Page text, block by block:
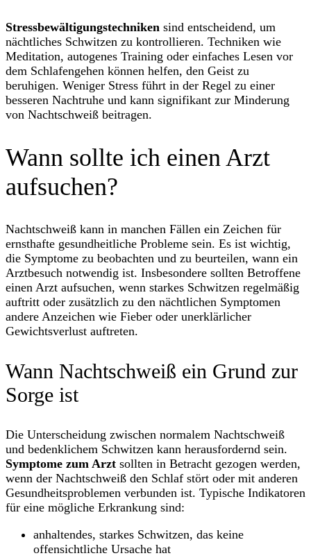
Stressbewältigungstechniken sind entscheidend, um
nächtliches Schwitzen zu kontrollieren. Techniken wie
Meditation, autogenes Training oder einfaches Lesen vor
dem Schlafengehen können helfen, den Geist zu
beruhigen. Weniger Stress führt in der Regel zu einer
besseren Nachtruhe und kann signifikant zur Minderung
von Nachtschweiß beitragen.
Wann sollte ich einen Arzt
aufsuchen?
Nachtschweiß kann in manchen Fällen ein Zeichen für
ernsthafte gesundheitliche Probleme sein. Es ist wichtig,
die Symptome zu beobachten und zu beurteilen, wann ein
Arztbesuch notwendig ist. Insbesondere sollten Betroffene
einen Arzt aufsuchen, wenn starkes Schwitzen regelmäßig
auftritt oder zusätzlich zu den nächtlichen Symptomen
andere Anzeichen wie Fieber oder unerklärlicher
Gewichtsverlust auftreten.
Wann Nachtschweiß ein Grund zur
Sorge ist
Die Unterscheidung zwischen normalem Nachtschweiß
und bedenklichem Schwitzen kann herausfordernd sein.
Symptome zum Arzt sollten in Betracht gezogen werden,
wenn der Nachtschweiß den Schlaf stört oder mit anderen
Gesundheitsproblemen verbunden ist. Typische Indikatoren
für eine mögliche Erkrankung sind:
anhaltendes, starkes Schwitzen, das keine
offensichtliche Ursache hat